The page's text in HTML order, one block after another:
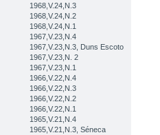
1968,V.24,N.3
1968,V.24,N.2
1968,V.24,N.1
1967,V.23,N.4
1967,V.23,N.3, Duns Escoto
1967,V.23,N. 2
1967,V.23,N.1
1966,V.22,N.4
1966,V.22,N.3
1966,V.22,N.2
1966,V.22,N.1
1965,V.21,N.4
1965,V.21,N.3, Séneca